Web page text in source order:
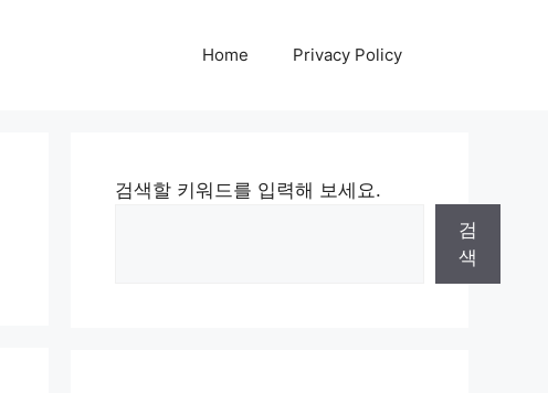
Home Privacy Policy
검색할 키워드를 입력해 보세요.
검
색